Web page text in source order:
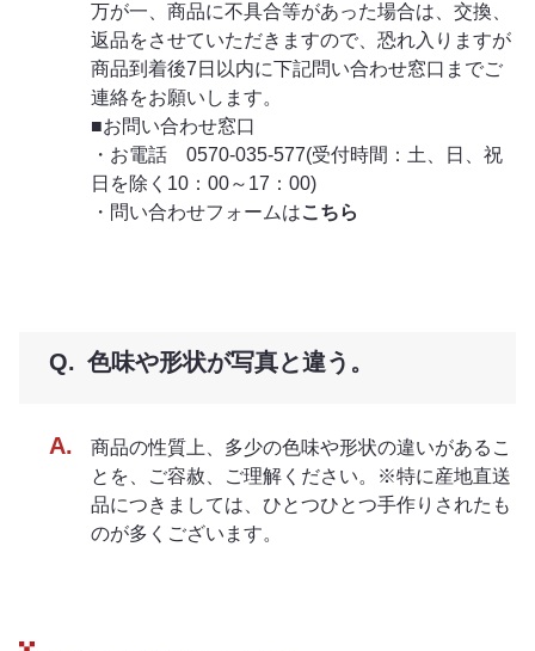
万が一、商品に不具合等があった場合は、交換、
返品をさせていただきますので、恐れ入りますが
商品到着後7日以内に下記問い合わせ窓口までご
連絡をお願いします。
■お問い合わせ窓口
・お電話 0570-035-577(受付時間：土、日、祝
日を除く10：00～17：00)
・問い合わせフォームはこちら
色味や形状が写真と違う。
商品の性質上、多少の色味や形状の違いがあるこ
とを、ご容赦、ご理解ください。※特に産地直送
品につきましては、ひとつひとつ手作りされたも
のが多くございます。